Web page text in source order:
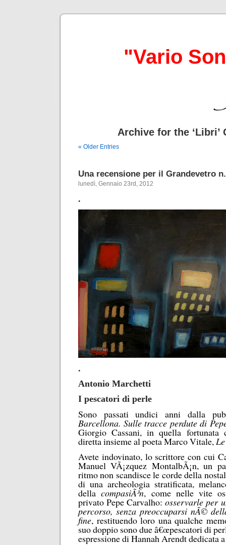
"Vario
Archive for the ‘Libri’
« Older Entries
Una recensione per il Grandevetro
lunedì, Gennaio 23rd, 2012
.
.
Antonio Marchetti
I pescatori di perle
Sono passati undici anni dalla
Barcellona. Sulle tracce perdute di
Giorgio Cassani, in quella fortunata
diretta insieme al poeta Marco Vitale,
Avete indovinato, lo scrittore con cui
Manuel VÃ¡zquez MontalbÃ¡n, un
ritmo non scandisce le corde della
di una archeologia stratificata,
dellacompasiÃ³n, come nelle vite
privato Pepe Carvalho:osservarle per
percorso, senza preoccuparsi nÃ©
fine, restituendo loro una qualche
suo doppio sono due â€œpescatori di
espressione di Hannah Arendt dedicata